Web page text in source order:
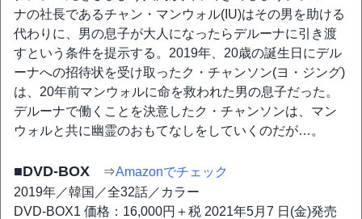
ナの社長であるチャン・マンウォル(IU)はその男を助ける
代わりに、男の息子が大人になったらデルーナに引き渡
すという条件を提示する。2019年、20歳の誕生日にデル
ーナへの招待状を受け取ったク・チャンソン(ヨ・ジング)
は、20年前マンウォルに命を救われた男の息子だった。
デルーナで働くことを決意したク・チャンソンは、マン
ウォルと共に幽霊のおもてなしをしていくのだが…。
■DVD-BOX ⇒Amazonでチェック
2019年／韓国／全32話／カラー
DVD-BOX1 価格：16,000円＋税 2021年5月7 日(金)発売